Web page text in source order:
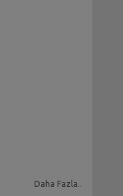
tutulduğunda
Daha Fazla..